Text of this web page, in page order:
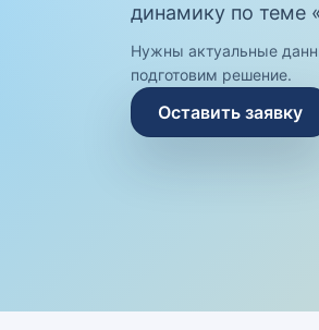
динамику по теме
Нужны актуальные
подготовим решение.
Оставить заявку